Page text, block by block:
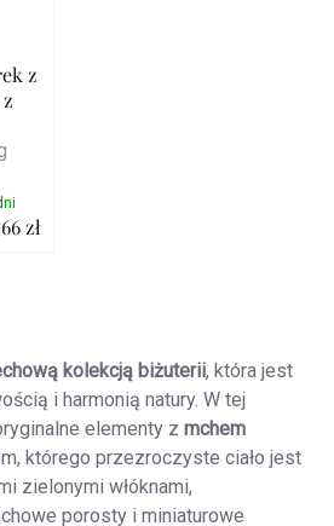
z
zł
kolekcją biżuterii, która jest
i harmonią natury. W tej
elementy z mchem
którego przezroczyste ciało jest
zielonymi włóknami,
porosty i miniaturowe